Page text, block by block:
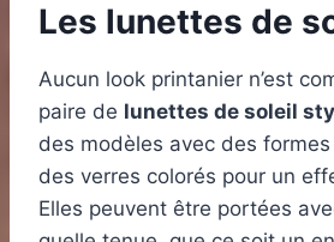
Les lunettes de
Aucun look printanier n’est
paire de lunettes de soleil
des modèles avec des
des verres colorés pour un
Elles peuvent être portées